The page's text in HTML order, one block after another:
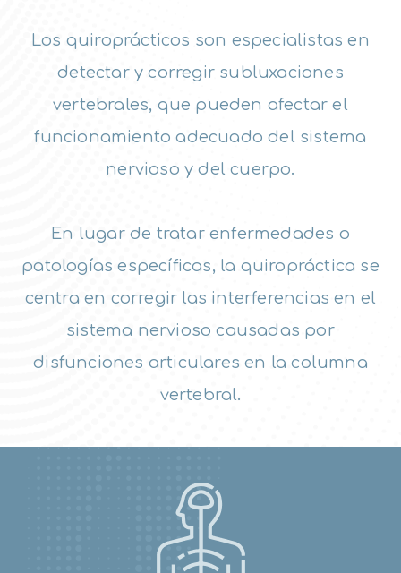
Los quiroprácticos son especialistas en
detectar y corregir subluxaciones
vertebrales, que pueden afectar el
funcionamiento adecuado del sistema
nervioso y del cuerpo.
En lugar de tratar enfermedades o
patologías específicas, la quiropráctica se
centra en corregir las interferencias en el
sistema nervioso causadas por
disfunciones articulares en la columna
vertebral.